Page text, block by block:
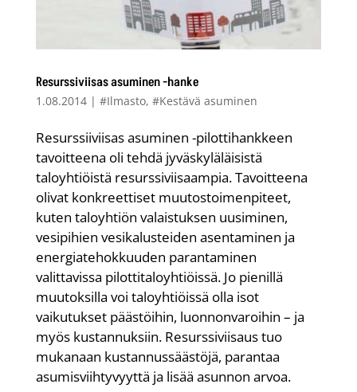
Resurssiviisas asuminen -hanke
1.08.2014| #Ilmasto, #Kestävä asuminen
Resurssiiviisas asuminen -pilottihankkeen
tavoitteena oli tehdä jyväskyläläisistä
taloyhtiöistä resurssiviisaampia. Tavoitteena
olivat konkreettiset muutostoimenpiteet,
kuten taloyhtiön valaistuksen uusiminen,
vesipihien vesikalusteiden asentaminen ja
energiatehokkuuden parantaminen
valittavissa pilottitaloyhtiöissä. Jo pienillä
muutoksilla voi taloyhtiöissä olla isot
vaikutukset päästöihin, luonnonvaroihin – ja
myös kustannuksiin. Resurssiviisaus tuo
mukanaan kustannussäästöjä, parantaa
asumisviihtyvyyttä ja lisää asunnon arvoa.